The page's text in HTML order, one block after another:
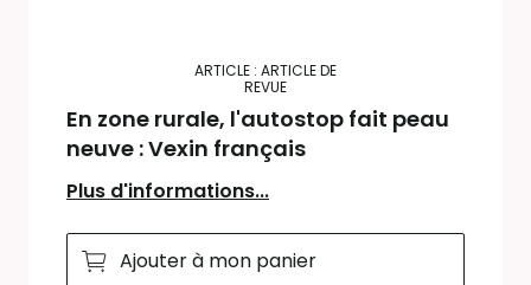
ARTICLE : ARTICLE DE
REVUE
En zone rurale, l'autostop fait peau
neuve : Vexin français
Plus d'informations...
Ajouter à mon panier